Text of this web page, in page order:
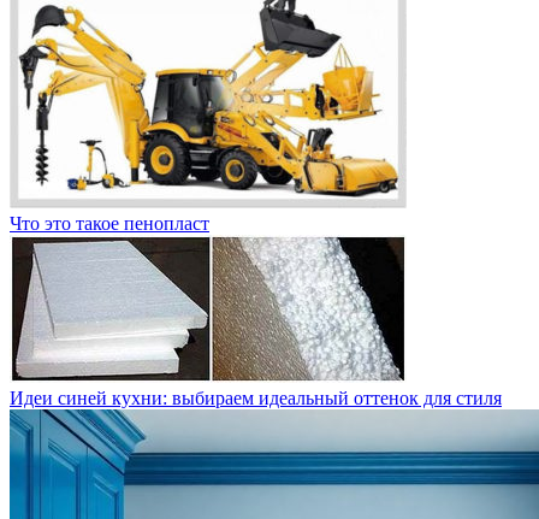
Что это такое пенопласт
Идеи синей кухни: выбираем идеальный оттенок для стиля